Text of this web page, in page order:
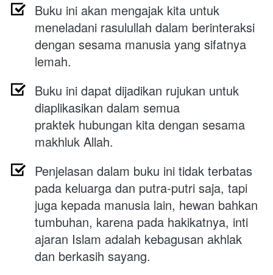
Buku ini akan mengajak kita untuk
meneladani rasulullah dalam berinteraksi
dengan sesama manusia yang sifatnya
lemah.
Buku ini dapat dijadikan rujukan untuk
diaplikasikan dalam semua
praktek hubungan kita dengan sesama
makhluk Allah.
Penjelasan dalam buku ini tidak terbatas
pada keluarga dan putra-putri saja, tapi
juga kepada manusia lain, hewan bahkan
tumbuhan, karena pada hakikatnya, inti
ajaran Islam adalah kebagusan akhlak
dan berkasih sayang.